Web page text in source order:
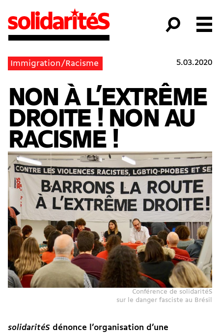
Immigration/Racisme 5.03.2020
NON À L’EXTRÊME
DROITE ! NON AU
RACISME !
Conférence de solidaritéS
sur le danger fasciste au Brésil
solidaritéS dénonce l’organisation d’une